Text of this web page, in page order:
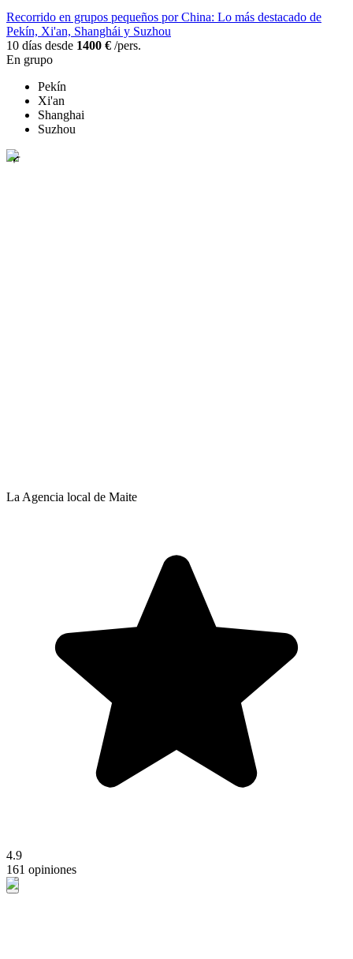
Recorrido en grupos pequeños por China: Lo más destacado de
Pekín, Xi'an, Shanghái y Suzhou
10 días desde 1400 € /pers.
En grupo
Pekín
Xi'an
Shanghai
Suzhou
La Agencia local de Maite
4.9
161 opiniones